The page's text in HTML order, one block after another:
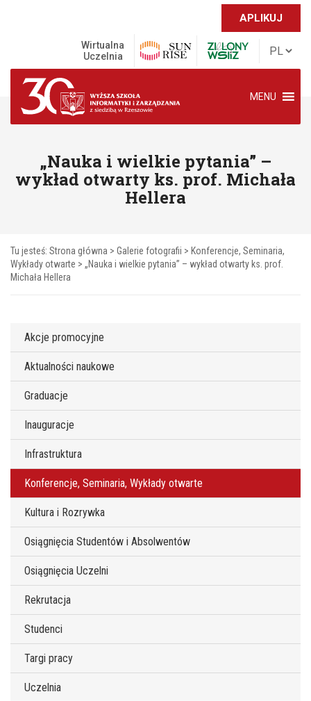
APLIKUJ
Wirtualna
Uczelnia
MENU
„Nauka i wielkie pytania” –
wykład otwarty ks. prof. Michała
Hellera
Tu jesteś: Strona główna > Galerie fotografii > Konferencje, Seminaria,
Wykłady otwarte > „Nauka i wielkie pytania” – wykład otwarty ks. prof.
Michała Hellera
Akcje promocyjne
Aktualności naukowe
Graduacje
Inauguracje
Infrastruktura
Konferencje, Seminaria, Wykłady otwarte
Kultura i Rozrywka
Osiągnięcia Studentów i Absolwentów
Osiągnięcia Uczelni
Rekrutacja
Studenci
Targi pracy
Uczelnia